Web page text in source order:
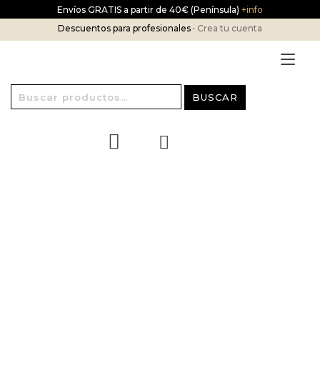
al
contenido
Envíos GRATIS a partir de 40€ (Península) +info
Descuentos para profesionales · Crea tu cuenta
Buscar
por:
BUSCAR